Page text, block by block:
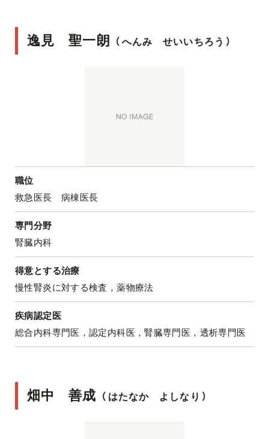
逸見 聖一朗 （ へんみ せいいちろう ）
職位
救急医長 病棟医長
専門分野
腎臓内科
得意とする治療
慢性腎炎に対する検査，薬物療法
疾病認定医
総合内科専門医，認定内科医，腎臓専門医，透析専門医
畑中 善成 （ はたなか よしなり ）